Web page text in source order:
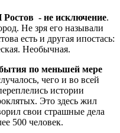
Ростов - не исключение.
Не зря его называли
есть и другая ипостась:
Необычная.
по меньшей мере
чего и во всей
истории
Это здесь жил
свои страшные дела
500 человек.